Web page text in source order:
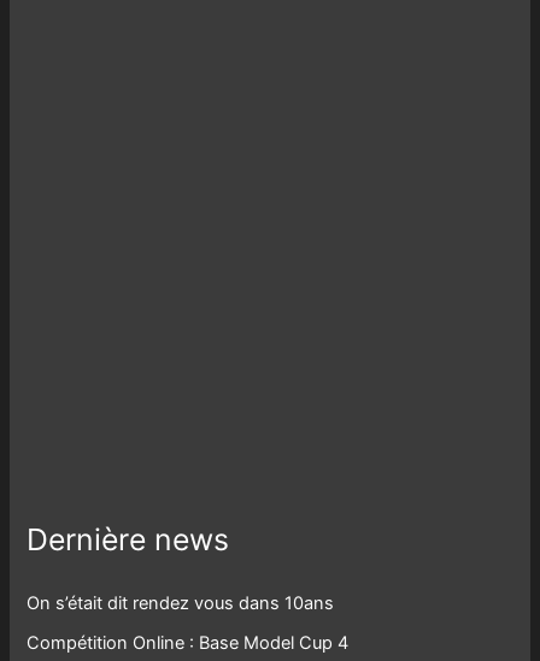
Dernière news
On s’était dit rendez vous dans 10ans
Compétition Online : Base Model Cup 4